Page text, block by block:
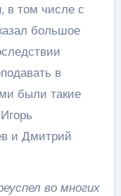
в том числе с
большое
в
были такие
и Дмитрий
во многих